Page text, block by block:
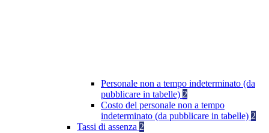
Personale non a tempo indeterminato (da
pubblicare in tabelle) 2
Costo del personale non a tempo
indeterminato (da pubblicare in tabelle) 2
Tassi di assenza 2